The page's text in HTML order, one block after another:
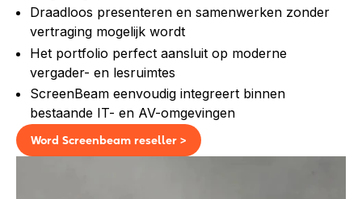
Draadloos presenteren en samenwerken zonder
vertraging mogelijk wordt
Het portfolio perfect aansluit op moderne
vergader- en lesruimtes
ScreenBeam eenvoudig integreert binnen
bestaande IT- en AV-omgevingen
Word Screenbeam reseller >